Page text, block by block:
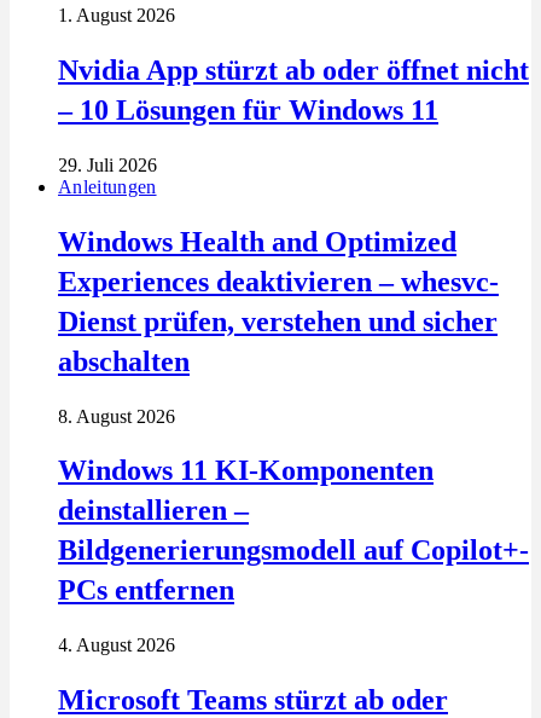
1. August 2026
Nvidia App stürzt ab oder öffnet nicht
– 10 Lösungen für Windows 11
29. Juli 2026
Anleitungen
Windows Health and Optimized
Experiences deaktivieren – whesvc-
Dienst prüfen, verstehen und sicher
abschalten
8. August 2026
Windows 11 KI-Komponenten
deinstallieren –
Bildgenerierungsmodell auf Copilot+-
PCs entfernen
4. August 2026
Microsoft Teams stürzt ab oder